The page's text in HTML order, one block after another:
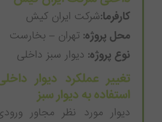
کارفرما:شرکت ایران کیش
محل پروژه: تهران – بخارست
نوع پروژه: دیوار سبز داخلی
تغییر عملکرد دیوار
استفاده به دیوار سبز
دیوار مورد نظر مجاور